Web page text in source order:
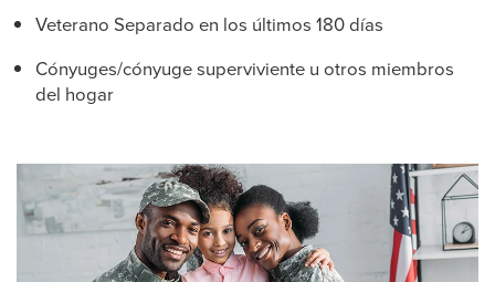
Veterano Separado en los últimos 180 días
Cónyuges/cónyuge superviviente u otros miembros
del hogar